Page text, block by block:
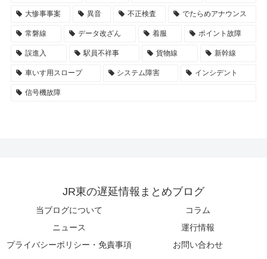
大惨事事案 異音 不正検査 でたらめアナウンス
常磐線 データ改ざん 着服 ポイント故障
誤進入 駅員不祥事 貨物線 新幹線
車いす用スロープ システム障害 インシデント
信号機故障
JR東の遅延情報まとめブログ
当ブログについて
コラム
ニュース
運行情報
プライバシーポリシー・免責事項
お問い合わせ